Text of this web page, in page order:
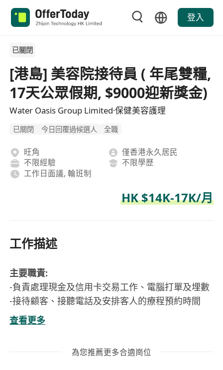
登入
已關閉
[港島] 美容院接待員 ( 年尾雙糧,
17天公眾假期, $9000迎新獎金)
Water Oasis Group Limited·保健美容護理
已關閉 今日回覆過候選人 全職
旺角
僅香港永久居民
不限經驗
不限學歷
工作日面議, 輪班制
HK $14K-17K/月
工作描述
主要職責:
-負責處理現金及信用卡交易工作、電腦打單及埋數
-接待顧客、接聽電話及安排客人的療程預約時間
入職要求 :
-無須經驗，在職培訓，具零售或美容院經驗者優先
-處事有條理、守時、勤奮及具責任感
查看更多
為您推薦更多合適崗位